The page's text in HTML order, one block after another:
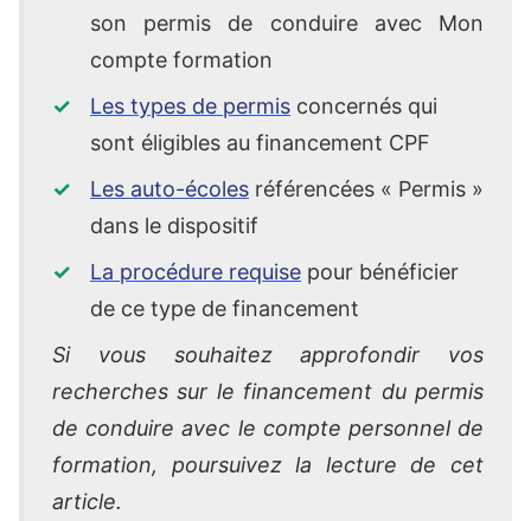
son permis de conduire avec Mon
compte formation
Les types de permis concernés qui
sont éligibles au financement CPF
Les auto-écoles référencées « Permis »
dans le dispositif
La procédure requise pour bénéficier
de ce type de financement
Si vous souhaitez approfondir vos
recherches sur le financement du permis
de conduire avec le compte personnel de
formation, poursuivez la lecture de cet
article.